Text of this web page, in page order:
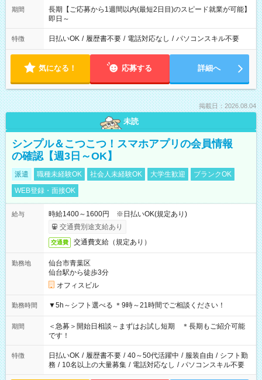
期間
長期【ご応募から1週間以内(最短2日目)のスピード就業が可能】
即日～
特徴 日払いOK / 履歴書不要 / 電話対応なし / パソコンスキル不要
気になる！ 応募する 詳細へ
掲載日：2026.08.04
未読
シンプル＆こつこつ！スマホアプリの会員情報
の確認【週3日～OK】
派遣 職種未経験OK 社会人未経験OK 大学生歓迎
ブランクOK
WEB登録・面接OK
給与
時給1400～1600円 ※日払いOK(規定あり)
交通費別途支給あり
交通費 交通費支給（規定あり）
勤務地
仙台市青葉区
仙台駅から徒歩3分
オフィスビル
勤務時間 ▼5h～シフト選べる ＊9時～21時間でご相談ください！
期間
＜急募＞開始日相談～まずはお試し短期 ＊長期もご紹介可能
です！
特徴 日払いOK / 履歴書不要 / 40～50代活躍中 / 服装自由 / シフト勤
務 / 10名以上の大量募集 / 電話対応なし / パソコンスキル不要